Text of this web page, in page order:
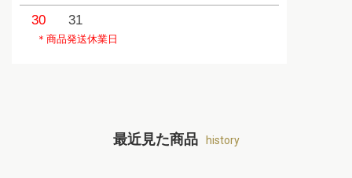
30 31
＊商品発送休業日
最近見た商品 history